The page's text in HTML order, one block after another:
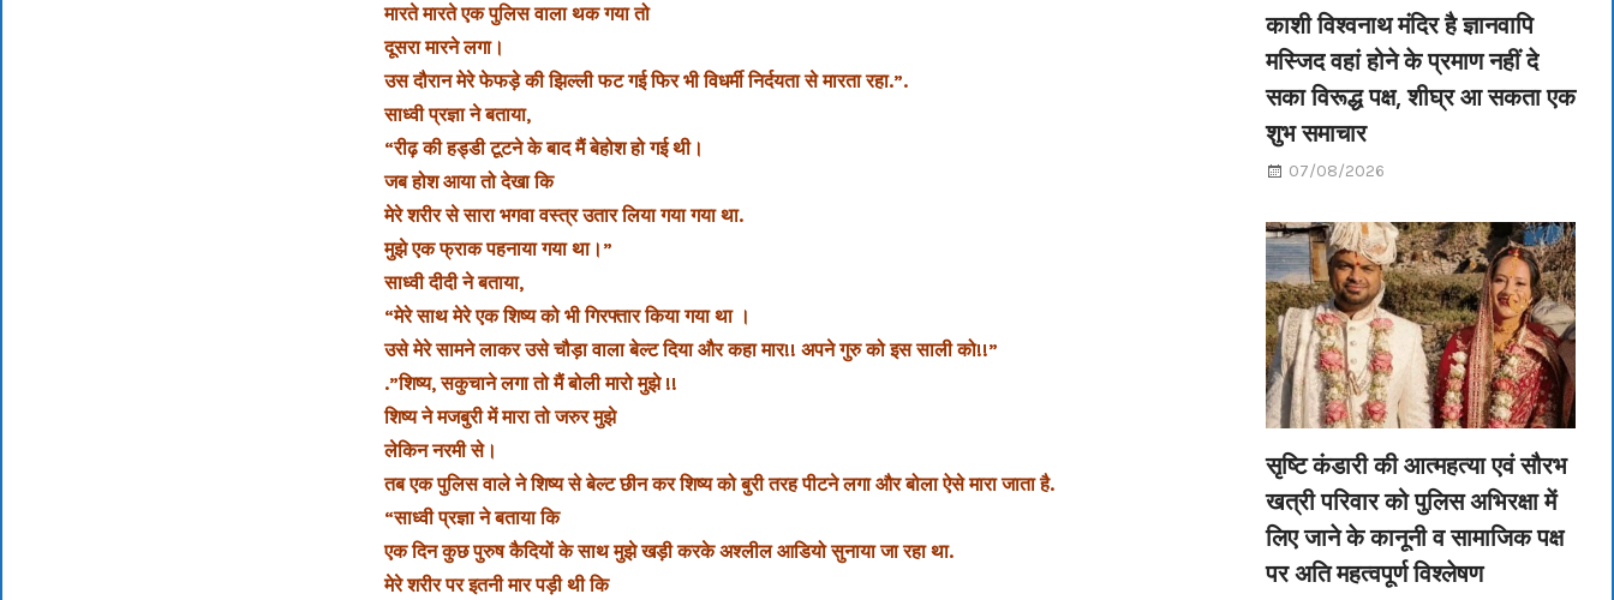
मारते मारते एक पुलिस वाला थक गया तो
दूसरा मारने लगा।
उस दौरान मेरे फेफड़े की झिल्ली फट गई‎ फिर भी विधर्मी निर्दयता से मारता रहा.”.
साध्वी प्रज्ञा ने बताया,
“रीढ़ की हड्डी टूटने के बाद मैं बेहोश हो गई‎ थी।
जब होश आया तो देखा कि
मेरे शरीर से सारा भगवा वस्त्र उतार लिया गया गया था.
मुझे एक फ्राक पहनाया गया था।”
साध्वी दीदी ने बताया,
“मेरे साथ मेरे एक शिष्य को भी गिरफ्तार किया गया था ।
उसे मेरे सामने लाकर उसे चौड़ा वाला बेल्ट दिया और कहा मार!! अपने गुरु को इस साली को!!”
.”शिष्य, सकुचाने लगा तो मैं बोली मारो मुझे !!
शिष्य ने मजबुरी में मारा तो जरुर मुझे
लेकिन नरमी से।
तब एक पुलिस वाले ने शिष्य से बेल्ट छीन कर शिष्य को बुरी तरह पीटने लगा और बोला ऐसे मारा जाता है.
“साध्वी प्रज्ञा ने बताया कि
एक दिन कुछ पुरुष‎ कैदियों के साथ मुझे खड़ी करके अश्लील आडियो सुनाया जा रहा था.
मेरे शरीर पर इतनी मार पड़ी थी कि
काशी विश्वनाथ मंदिर है ज्ञानवापि
मस्जिद वहां होने के प्रमाण नहीं दे
सका विरूद्ध पक्ष, शीघ्र आ सकता एक
शुभ समाचार
07/08/2026
सृष्टि कंडारी की आत्महत्या एवं सौरभ
खत्री परिवार को पुलिस अभिरक्षा में
लिए जाने के कानूनी व सामाजिक पक्ष
पर अति महत्वपूर्ण विश्लेषण